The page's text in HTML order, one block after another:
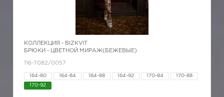
КОЛЛЕКЦИЯ - BIZKVIT
БРЮКИ - ЦВЕТНОЙ МИРАЖ(БЕЖЕВЫЕ)
116-7082/0057
164-80 164-84 164-88 164-92 170-84 170-88
170-92